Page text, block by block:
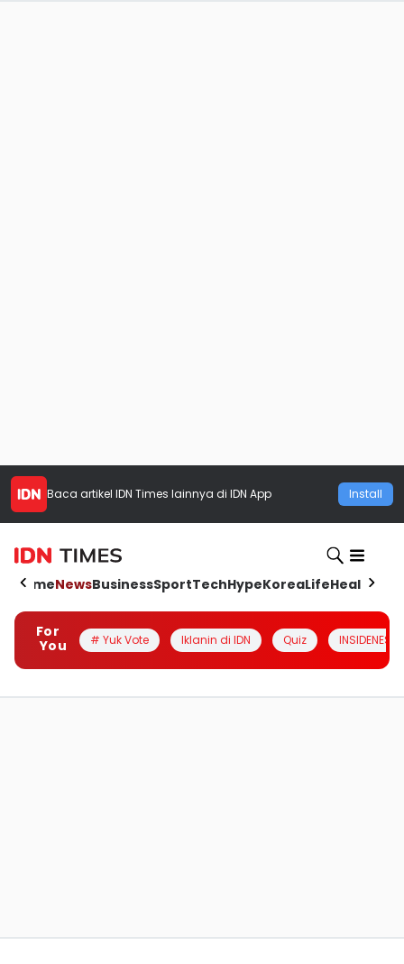
Baca artikel IDN Times lainnya di IDN App Install
HomeNewsBusinessSportTechHypeKoreaLifeHealth
For
You
# Yuk Vote Iklanin di IDN Quiz INSIDENESIA